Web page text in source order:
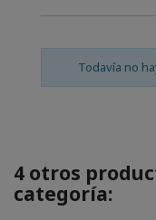
Todavía no
4 otros
categoría: